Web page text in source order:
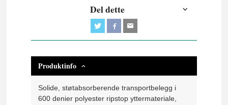
Del dette
Produktinfo
Solide, støtabsorberende transportbelegg i
600 denier polyester ripstop yttermateriale,